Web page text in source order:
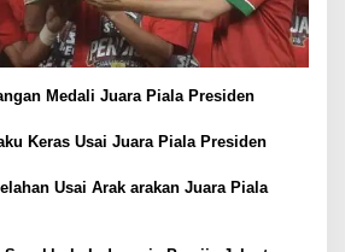
Medali Juara Piala Presiden
Keras Usai Juara Piala Presiden
Usai Arak arakan Juara Piala